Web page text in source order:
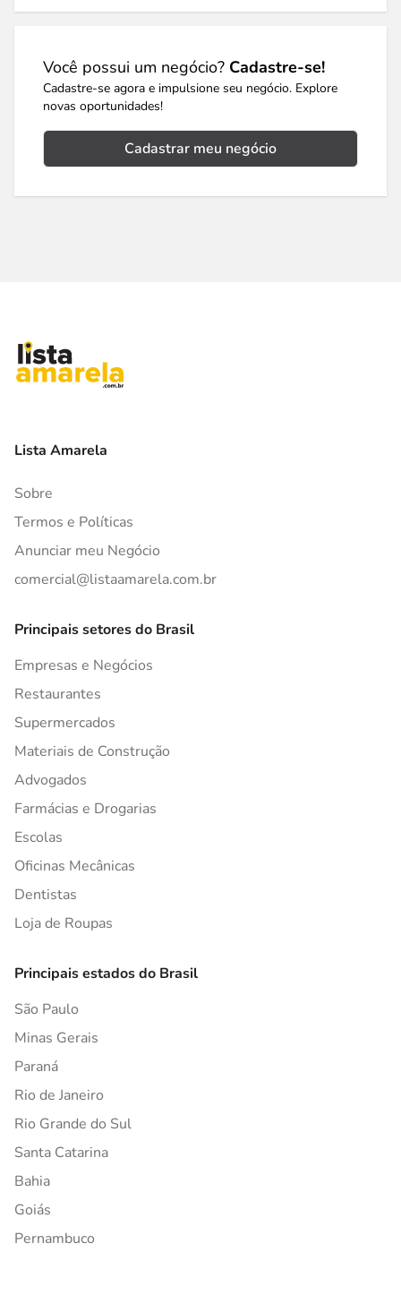
Você possui um negócio? Cadastre-se!
Cadastre-se agora e impulsione seu negócio. Explore
novas oportunidades!
Cadastrar meu negócio
Lista Amarela
Sobre
Termos e Políticas
Anunciar meu Negócio
comercial@listaamarela.com.br
Principais setores do Brasil
Empresas e Negócios
Restaurantes
Supermercados
Materiais de Construção
Advogados
Farmácias e Drogarias
Escolas
Oficinas Mecânicas
Dentistas
Loja de Roupas
Principais estados do Brasil
São Paulo
Minas Gerais
Paraná
Rio de Janeiro
Rio Grande do Sul
Santa Catarina
Bahia
Goiás
Pernambuco